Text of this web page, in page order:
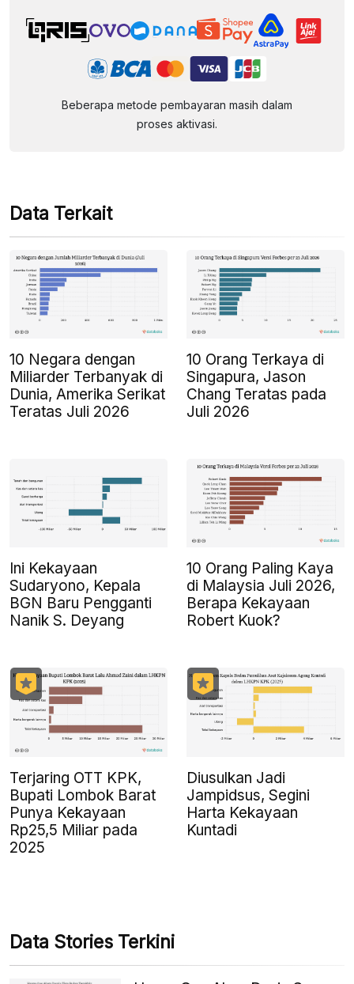
Beberapa metode pembayaran masih dalam
proses aktivasi.
Data Terkait
10 Negara dengan
Miliarder Terbanyak di
Dunia, Amerika Serikat
Teratas Juli 2026
10 Orang Terkaya di
Singapura, Jason
Chang Teratas pada
Juli 2026
Ini Kekayaan
Sudaryono, Kepala
BGN Baru Pengganti
Nanik S. Deyang
10 Orang Paling Kaya
di Malaysia Juli 2026,
Berapa Kekayaan
Robert Kuok?
Terjaring OTT KPK,
Bupati Lombok Barat
Punya Kekayaan
Rp25,5 Miliar pada
2025
Diusulkan Jadi
Jampidsus, Segini
Harta Kekayaan
Kuntadi
Data Stories Terkini